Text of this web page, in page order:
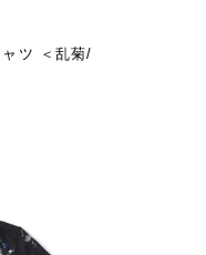
ツ ＜乱菊/